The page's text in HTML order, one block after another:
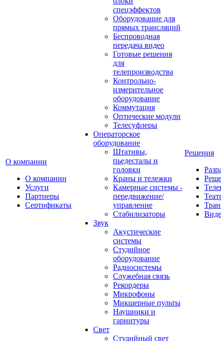
О компании
О компании
Услуги
Партнеры
Сертификаты
спецэффектов
Оборудование для
прямых трансляций
Беспроводная
передача видео
Готовые решения
для
телепроизводства
Контрольно-
измерительное
оборудование
Коммутация
Оптические модули
Телесуфлеры
Операторское
оборудование
Штативы,
пьедесталы и
головки
Краны и тележки
Камерные системы -
передвижение/
управление
Стабилизаторы
Звук
Акустические
системы
Студийное
оборудование
Радиосистемы
Служебная связь
Рекордеры
Микрофоны
Микшерные пульты
Наушники и
гарнитуры
Свет
Студийный свет
Решения